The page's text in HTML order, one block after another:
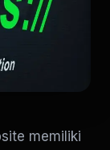
memiliki